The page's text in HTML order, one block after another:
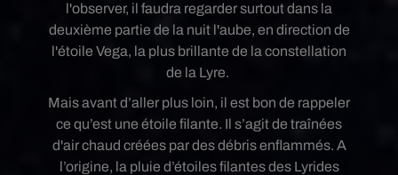
l'observer, il faudra regarder surtout dans la
deuxième partie de la nuit l'aube, en direction de
l'étoile Vega, la plus brillante de la constellation
de la Lyre.
Mais avant d’aller plus loin, il est bon de rappeler
ce qu’est une étoile filante. Il s’agit de traînées
d'air chaud créées par des débris enflammés. A
l’origine, la pluie d’étoiles filantes des Lyrides